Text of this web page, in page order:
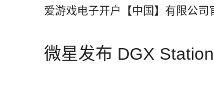
爱游戏电子开户【中国】有限公司
微星发布 DGX